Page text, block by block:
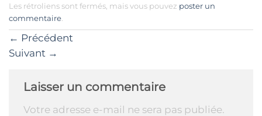
Les rétroliens sont fermés, mais vous pouvez poster un
commentaire
← Précédent
Suivant →
Laisser un commentaire
Votre adresse e-mail ne sera pas publiée.